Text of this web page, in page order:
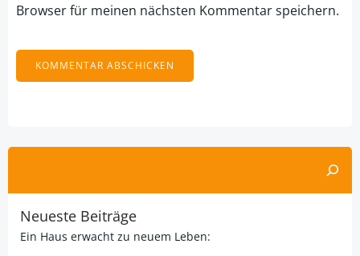
Browser für meinen nächsten Kommentar speichern.
Neueste Beiträge
Ein Haus erwacht zu neuem Leben: